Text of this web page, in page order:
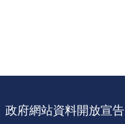
政府網站資料開放宣告